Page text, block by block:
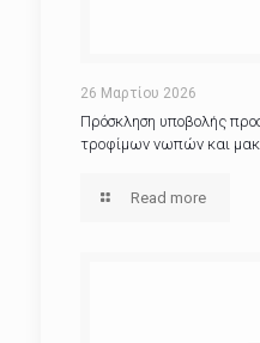
26 Μαρτίου 2026
Πρόσκληση υποβολής
τροφίμων νωπών και
Read more